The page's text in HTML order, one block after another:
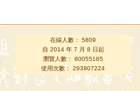
在線人數： 5809
自 2014 年 7 月 8 日起
瀏覽人數： 80055185
使用次數： 293907224